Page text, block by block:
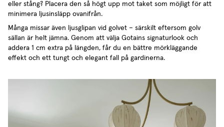
eller stång? Placera den så högt upp mot taket som möjligt för att
minimera ljusinsläpp ovanifrån.
Många missar även ljusglipan vid golvet – särskilt eftersom golv
sällan är helt jämna. Genom att välja Gotains signaturlook och
addera 1 cm extra på längden, får du en bättre mörkläggande
effekt och ett tungt och elegant fall på gardinerna.